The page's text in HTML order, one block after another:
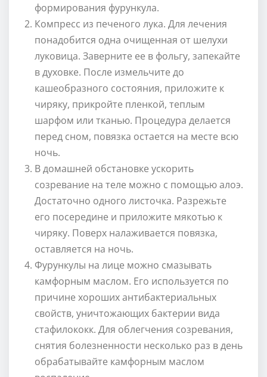
формирования фурункула.
Компресс из печеного лука. Для лечения
понадобится одна очищенная от шелухи
луковица. Заверните ее в фольгу, запекайте
в духовке. После измельчите до
кашеобразного состояния, приложите к
чиряку, прикройте пленкой, теплым
шарфом или тканью. Процедура делается
перед сном, повязка остается на месте всю
ночь.
В домашней обстановке ускорить
созревание на теле можно с помощью алоэ.
Достаточно одного листочка. Разрежьте
его посередине и приложите мякотью к
чиряку. Поверх налаживается повязка,
оставляется на ночь.
Фурункулы на лице можно смазывать
камфорным маслом. Его используется по
причине хороших антибактериальных
свойств, уничтожающих бактерии вида
стафилококк. Для облегчения созревания,
снятия болезненности несколько раз в день
обрабатывайте камфорным маслом